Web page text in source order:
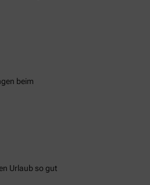
beim
Urlaub so gut